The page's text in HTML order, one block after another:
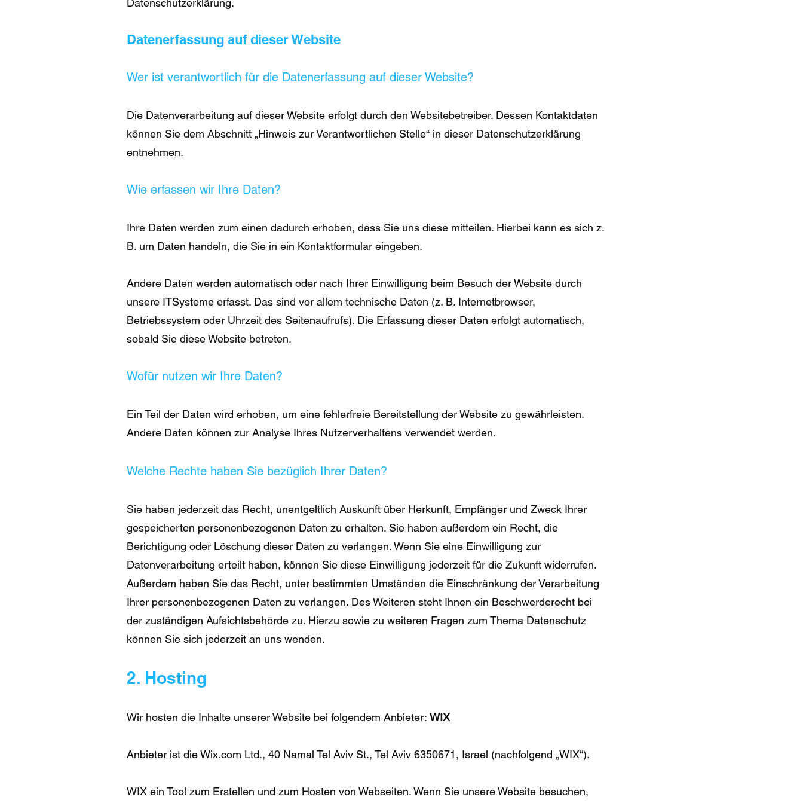
Datenschutzerklärung.
Datenerfassung auf dieser Website
Wer ist verantwortlich für die Datenerfassung auf dieser Website?
Die Datenverarbeitung auf dieser Website erfolgt durch den Websitebetreiber. Dessen Kontaktdaten
können Sie dem Abschnitt „Hinweis zur Verantwortlichen Stelle“ in dieser Datenschutzerklärung
entnehmen.
Wie erfassen wir Ihre Daten?
Ihre Daten werden zum einen dadurch erhoben, dass Sie uns diese mitteilen. Hierbei kann es sich z.
B. um Daten handeln, die Sie in ein Kontaktformular eingeben.
Andere Daten werden automatisch oder nach Ihrer Einwilligung beim Besuch der Website durch
unsere ITSysteme erfasst. Das sind vor allem technische Daten (z. B. Internetbrowser,
Betriebssystem oder Uhrzeit des Seitenaufrufs). Die Erfassung dieser Daten erfolgt automatisch,
sobald Sie diese Website betreten.
Wofür nutzen wir Ihre Daten?
Ein Teil der Daten wird erhoben, um eine fehlerfreie Bereitstellung der Website zu gewährleisten.
Andere Daten können zur Analyse Ihres Nutzerverhaltens verwendet werden.
Welche Rechte haben Sie bezüglich Ihrer Daten?
Sie haben jederzeit das Recht, unentgeltlich Auskunft über Herkunft, Empfänger und Zweck Ihrer
gespeicherten personenbezogenen Daten zu erhalten. Sie haben außerdem ein Recht, die
Berichtigung oder Löschung dieser Daten zu verlangen. Wenn Sie eine Einwilligung zur
Datenverarbeitung erteilt haben, können Sie diese Einwilligung jederzeit für die Zukunft widerrufen.
Außerdem haben Sie das Recht, unter bestimmten Umständen die Einschränkung der Verarbeitung
Ihrer personenbezogenen Daten zu verlangen. Des Weiteren steht Ihnen ein Beschwerderecht bei
der zuständigen Aufsichtsbehörde zu. Hierzu sowie zu weiteren Fragen zum Thema Datenschutz
können Sie sich jederzeit an uns wenden.
2. Hosting
Wir hosten die Inhalte unserer Website bei folgendem Anbieter: WIX
Anbieter ist die Wix.com Ltd., 40 Namal Tel Aviv St., Tel Aviv 6350671, Israel (nachfolgend „WIX“).
WIX ein Tool zum Erstellen und zum Hosten von Webseiten. Wenn Sie unsere Website besuchen,